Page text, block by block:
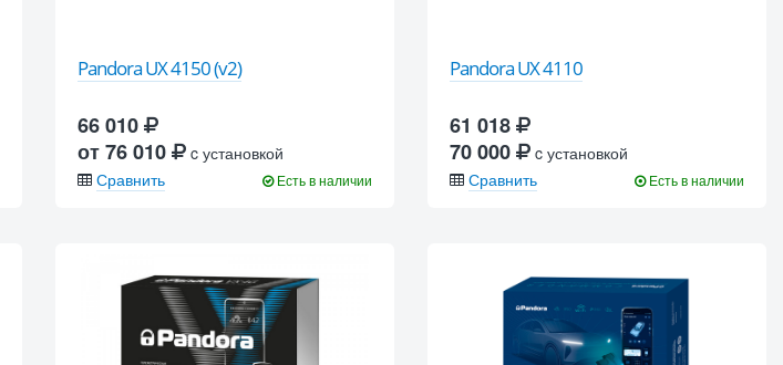
Pandora UX 4150 (v2)
66 010
от 76 010
c установкой
Сравнить
Есть в наличии
Pandora UX 4110
61 018
70 000
c установкой
Сравнить
Есть в наличии